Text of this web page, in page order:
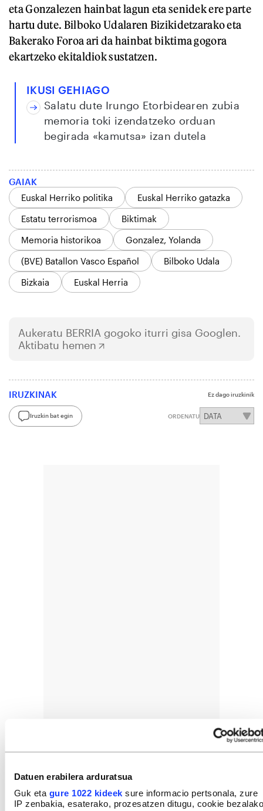
Datuen erabilera arduratsua
Guk eta gure 1022 kideek sure informacio pertsonala, zure
IP zenbakia, esaterako, prozesatzen ditugu, cookie bezalako
eta Gonzalezen hainbat lagun eta senidek ere parte
hartu dute. Bilboko Udalaren Bizikidetzarako eta
Bakerako Foroa ari da hainbat biktima gogora
ekartzeko ekitaldiok sustatzen.
IKUSI GEHIAGO
Salatu dute Irungo Etorbidearen zubia
memoria toki izendatzeko orduan
begirada «kamutsa» izan dutela
GAIAK
Euskal Herriko politika
Euskal Herriko gatazka
Estatu terrorismoa
Biktimak
Memoria historikoa
Gonzalez, Yolanda
(BVE) Batallon Vasco Español
Bilboko Udala
Bizkaia
Euskal Herria
Aukeratu BERRIA gogoko iturri gisa Googlen.
Aktibatu hemen
IRUZKINAK Ez dago iruzkinik
Iruzkin bat egin ORDENATU